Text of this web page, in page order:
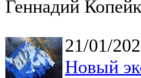
Геннадий
21/01/
Новый